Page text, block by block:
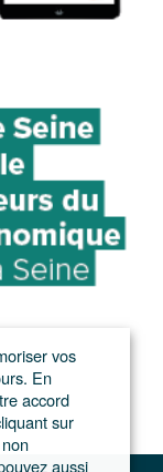
vos
En
accord
sur
aussi